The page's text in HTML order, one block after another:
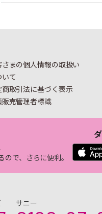
さまの個人情報の取扱い
いて
商取引法に基づく表示
販売管理者標識
で、さらに便利。
サニー